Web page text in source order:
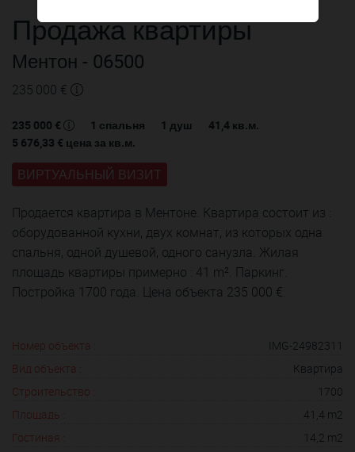
Продажаквартиры
Ментон - 06500
235 000 €
235 000 € 1 спальня 1 душ 41,4 кв.м.
5 676,33 € цена за кв.м.
ВИРТУАЛЬНЫЙ ВИЗИТ
Продается квартира в Ментоне. Квартира состоит из :
оборудованной кухни, двух комнат, из которых одна
спальня, одной душевой, одного санузла. Жилая
площадь квартиры примерно : 41 m². Паркинг.
Постройка 1700 года. Цена объекта 235 000 €.
Номер объекта :
IMG-24982311
Вид объекта :
Квартира
Строительство :
1700
Площадь :
41,4 m2
Гостиная :
14,2 m2